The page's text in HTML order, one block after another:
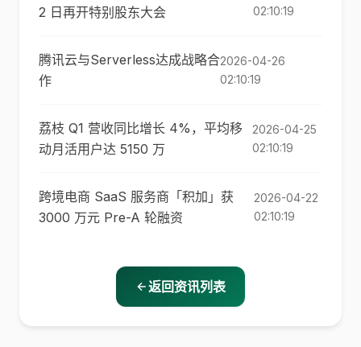
2 日再开特别股东大会
02:10:19
腾讯云与Serverless达成战略合
作
2026-04-26
02:10:19
荔枝 Q1 营收同比增长 4%，平均移
动月活用户达 5150 万
2026-04-25
02:10:19
跨境电商 SaaS 服务商「积加」获
3000 万元 Pre-A 轮融资
2026-04-22
02:10:19
返回资讯列表